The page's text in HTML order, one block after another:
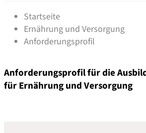
Anforderungsprofil
Startseite
Ernährung und Versorgung
Anforderungsprofil
Anforderungsprofil für die
für Ernährung und Versorgung